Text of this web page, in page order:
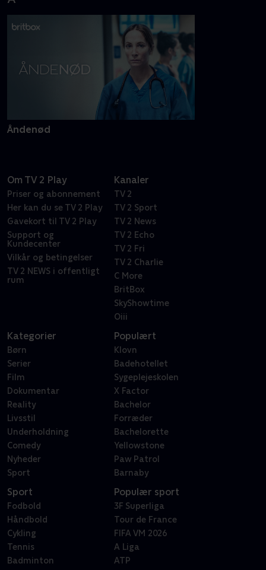
Åndenød
Om TV 2 Play
Priser og abonnement
Her kan du se TV 2 Play
Gavekort til TV 2 Play
Support og
Kundecenter
Vilkår og betingelser
TV 2 NEWS i offentligt
rum
Kanaler
TV 2
TV 2 Sport
TV 2 News
TV 2 Echo
TV 2 Fri
TV 2 Charlie
C More
BritBox
SkyShowtime
Oiii
Kategorier
Børn
Serier
Film
Dokumentar
Reality
Livsstil
Underholdning
Comedy
Nyheder
Sport
Populært
Klovn
Badehotellet
Sygeplejeskolen
X Factor
Bachelor
Forræder
Bachelorette
Yellowstone
Paw Patrol
Barnaby
Sport
Fodbold
Håndbold
Cykling
Tennis
Badminton
Populær sport
3F Superliga
Tour de France
FIFA VM 2026
A Liga
ATP